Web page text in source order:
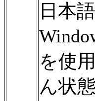
日本
を使
ん状